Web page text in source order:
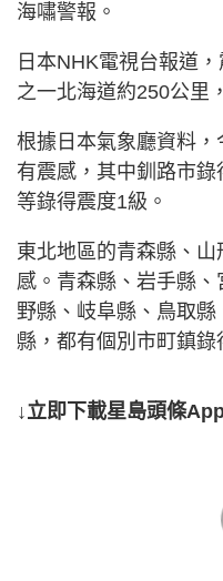
海嘯警報。
日本NHK電視台報道
之一北海道約250公里
根據日本氣象廳資料
有震感，其中釧路市
等錄得震度1級。
東北地區的青森縣、
感。青森縣、岩手縣
野縣、岐阜縣、鳥取
縣，都有個別市町鎮錄
↓立即下載星島頭條